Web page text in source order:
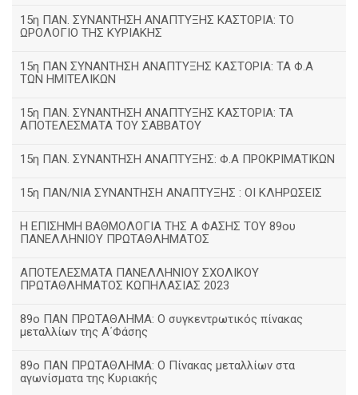
15η ΠΑΝ. ΣΥΝΑΝΤΗΣΗ ΑΝΑΠΤΥΞΗΣ ΚΑΣΤΟΡΙΑ: ΤΟ
ΩΡΟΛΟΓΙΟ ΤΗΣ ΚΥΡΙΑΚΗΣ
15η ΠΑΝ ΣΥΝΑΝΤΗΣΗ ΑΝΑΠΤΥΞΗΣ ΚΑΣΤΟΡΙΑ: ΤΑ Φ.Α
ΤΩΝ ΗΜΙΤΕΛΙΚΩΝ
15η ΠΑΝ. ΣΥΝΑΝΤΗΣΗ ΑΝΑΠΤΥΞΗΣ ΚΑΣΤΟΡΙΑ: ΤΑ
ΑΠΟΤΕΛΕΣΜΑΤΑ ΤΟΥ ΣΑΒΒΑΤΟΥ
15η ΠΑΝ. ΣΥΝΑΝΤΗΣΗ ΑΝΑΠΤΥΞΗΣ: Φ.Α ΠΡΟΚΡΙΜΑΤΙΚΩΝ
15η ΠΑΝ/ΝΙΑ ΣΥΝΑΝΤΗΣΗ ΑΝΑΠΤΥΞΗΣ : ΟΙ ΚΛΗΡΩΣΕΙΣ
Η ΕΠΙΣΗΜΗ ΒΑΘΜΟΛΟΓΙΑ ΤΗΣ Α ΦΑΣΗΣ ΤΟΥ 89ου
ΠΑΝΕΛΛΗΝΙΟΥ ΠΡΩΤΑΘΛΗΜΑΤΟΣ
ΑΠΟΤΕΛΕΣΜΑΤΑ ΠΑΝΕΛΛΗΝΙΟΥ ΣΧΟΛΙΚΟΥ
ΠΡΩΤΑΘΛΗΜΑΤΟΣ ΚΩΠΗΛΑΣΙΑΣ 2023
89ο ΠΑΝ ΠΡΩΤΑΘΛΗΜΑ: Ο συγκεντρωτικός πίνακας
μεταλλίων της Α΄Φάσης
89ο ΠΑΝ ΠΡΩΤΑΘΛΗΜΑ: Ο Πίνακας μεταλλίων στα
αγωνίσματα της Κυριακής